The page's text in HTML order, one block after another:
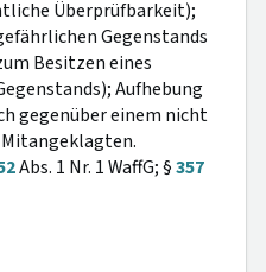
Überprüfbarkeit);
Gegenstands
Besitzen eines
Aufhebung
gegenüber einem nicht
Abs. 1 Nr. 1 WaffG; §357